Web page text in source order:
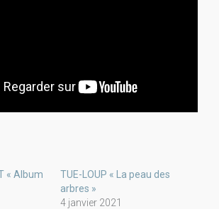
« Album
TUE-LOUP « La peau des
arbres »
4 janvier 2021